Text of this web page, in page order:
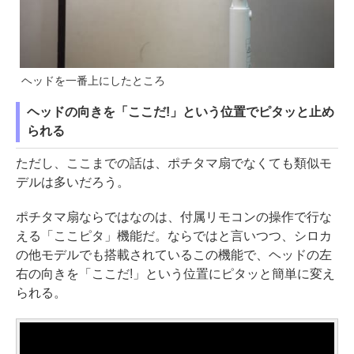
ヘッドを一番上にしたところ
ヘッドの向きを「ここだ!」という位置でピタッと止め
られる
ただし、ここまでの話は、ポチタマ扇でなくても類似モ
デルは多いだろう。
ポチタマ扇ならではなのは、付属リモコンの操作で行な
える「ここピタ」機能だ。ならではと言いつつ、シロカ
の他モデルでも搭載されているこの機能で、ヘッドの左
右の向きを「ここだ!」という位置にピタッと簡単に変え
られる。